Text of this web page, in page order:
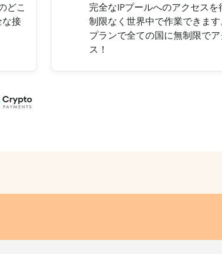
どこ
接
完全なIPプールへのアクセスを
制限なく世界中で作業できます
プランで全ての国に無制限で
ス！